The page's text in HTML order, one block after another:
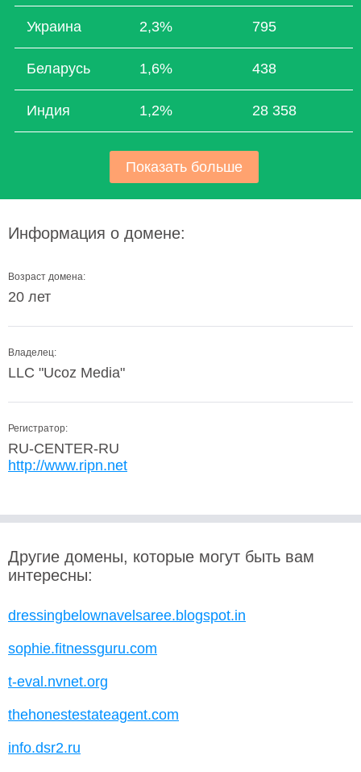
Украина 2,3% 795
Беларусь 1,6% 438
Индия 1,2% 28 358
Показать больше
Информация о домене:
Возраст домена:
20 лет
Владелец:
LLC "Ucoz Media"
Регистратор:
RU-CENTER-RU
http://www.ripn.net
Другие домены, которые могут быть вам
интересны:
dressingbelownavelsaree.blogspot.in
sophie.fitnessguru.com
t-eval.nvnet.org
thehonestestateagent.com
info.dsr2.ru